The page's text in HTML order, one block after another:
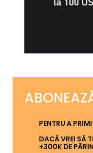
PENTRU A
DACĂ VREI SĂ
+300K DE